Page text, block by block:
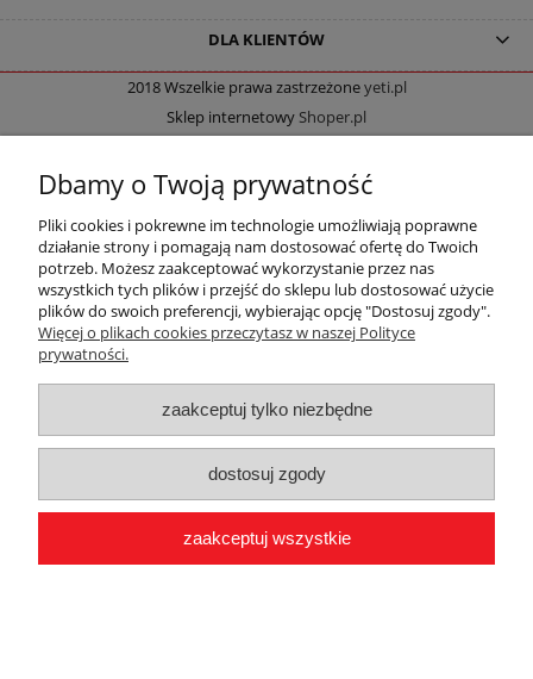
DLA KLIENTÓW
2018 Wszelkie prawa zastrzeżoneyeti.pl
Sklep internetowy Shoper.pl
pokaż pełną wersję strony
Dbamy o Twoją prywatność
Pliki cookies i pokrewne im technologie umożliwiają poprawne
działanie strony i pomagają nam dostosować ofertę do Twoich
potrzeb. Możesz zaakceptować wykorzystanie przez nas
wszystkich tych plików i przejść do sklepu lub dostosować użycie
plików do swoich preferencji, wybierając opcję "Dostosuj zgody".
Więcej o plikach cookies przeczytasz w naszej Polityce
prywatności.
zaakceptuj tylko niezbędne
dostosuj zgody
zaakceptuj wszystkie